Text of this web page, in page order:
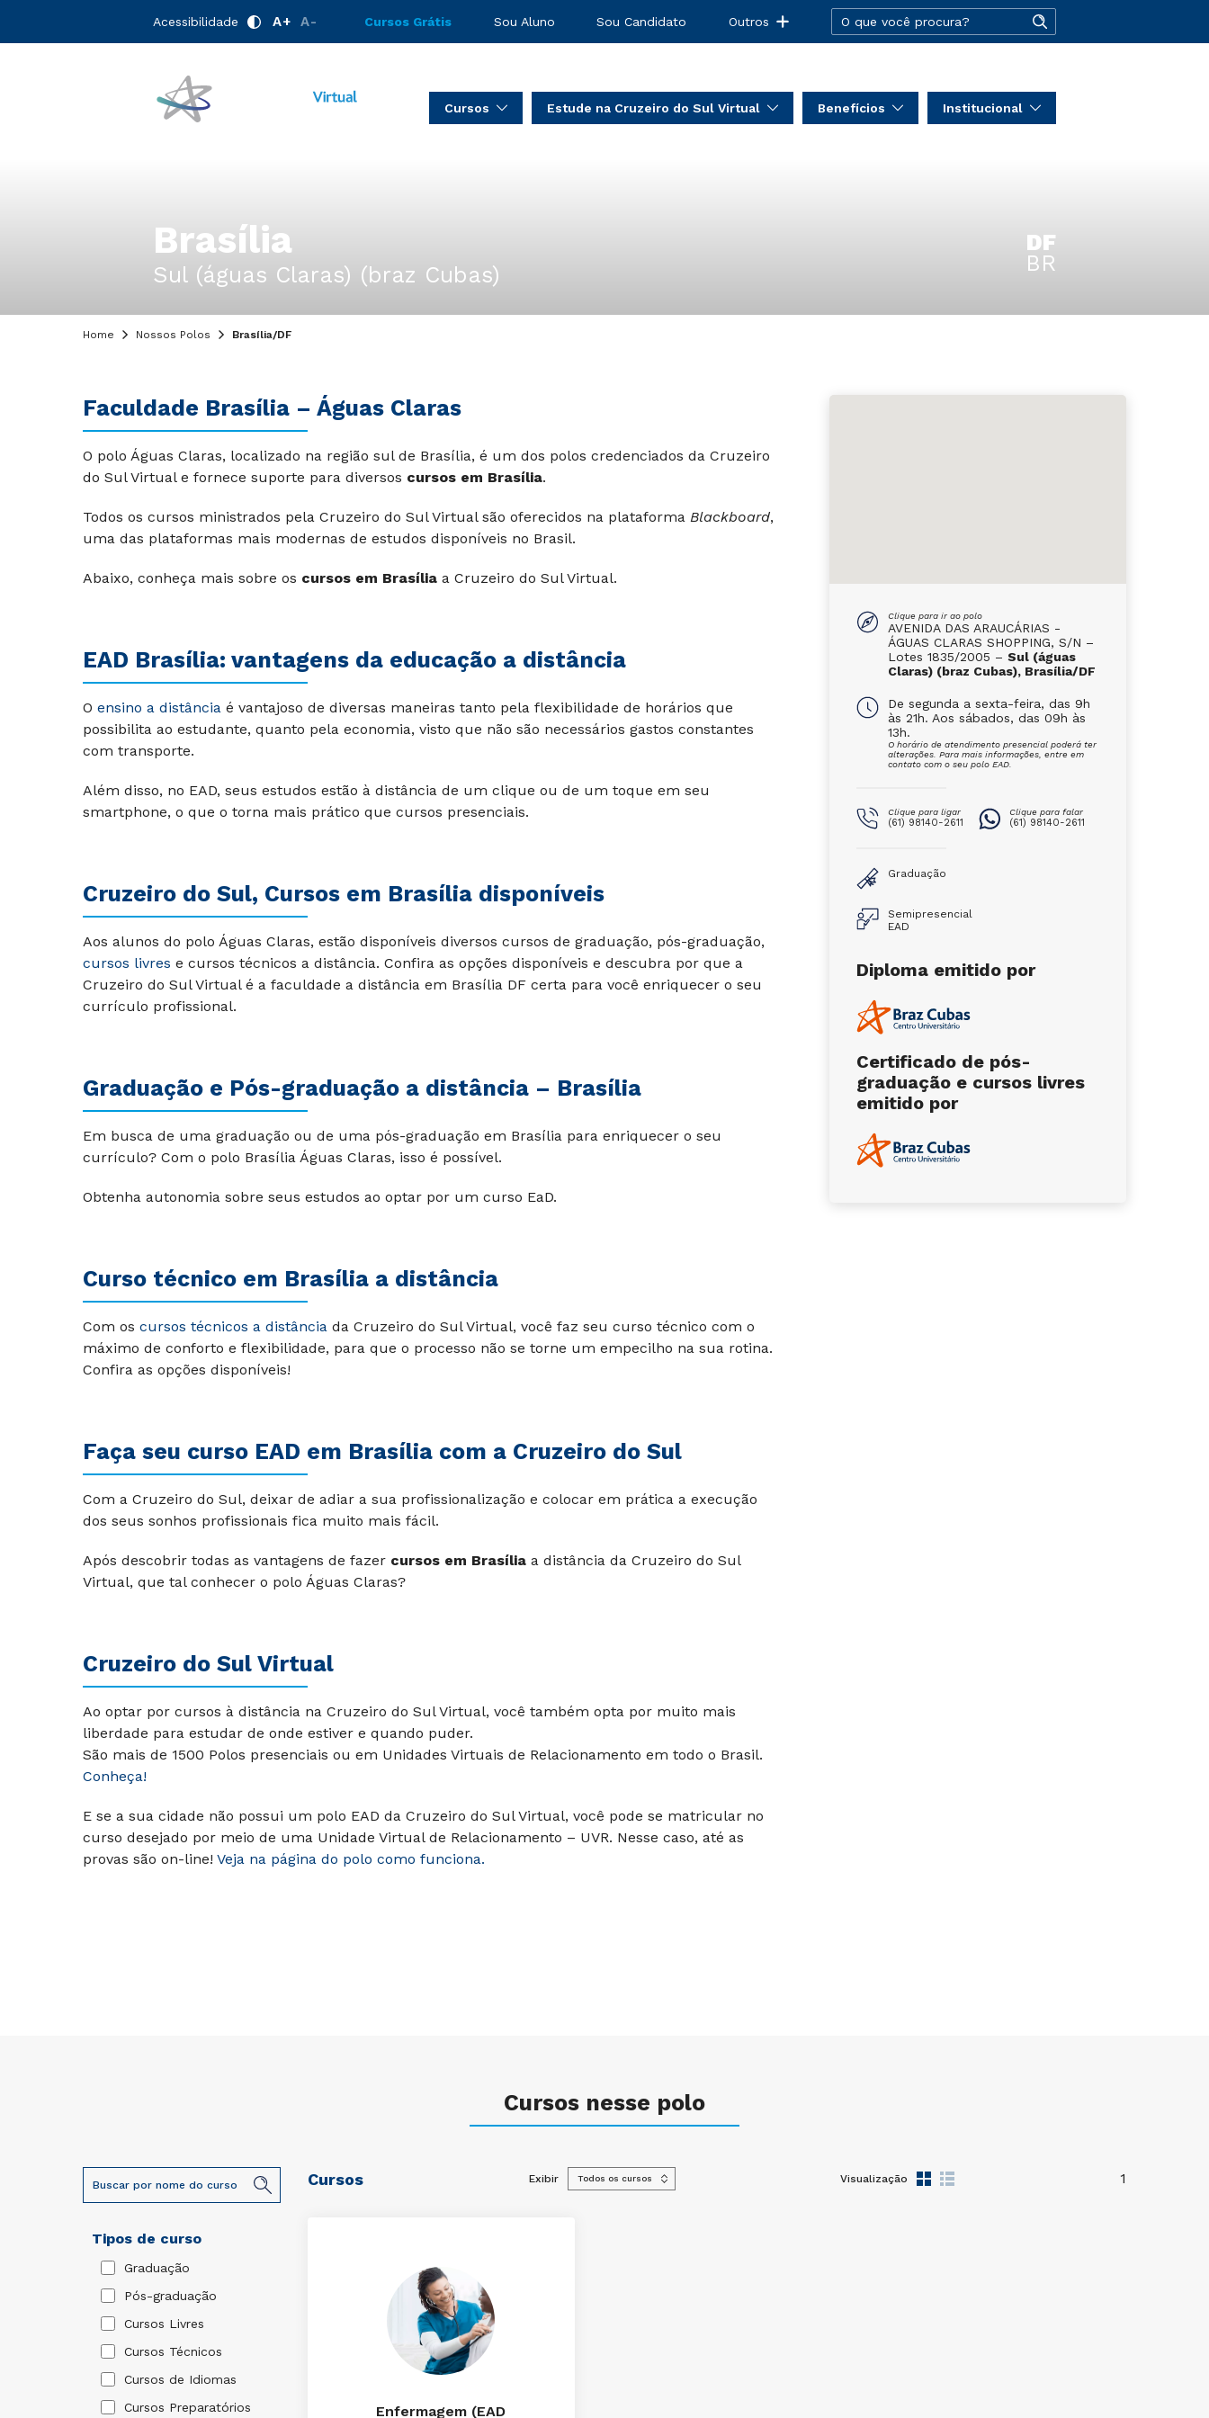
Acessibilidade A+ A- Cursos Grátis Sou Aluno Sou Candidato Outros
Cursos Estude na Cruzeiro do Sul Virtual Benefícios Institucional
Brasília
Sul (águas Claras) (braz Cubas)
DF
BR
Home Nossos Polos Brasília/DF
Faculdade Brasília – Águas Claras
O polo Águas Claras, localizado na região sul de Brasília, é um dos polos credenciados da Cruzeiro
do Sul Virtual e fornece suporte para diversos cursos em Brasília.
Todos os cursos ministrados pela Cruzeiro do Sul Virtual são oferecidos na plataforma Blackboard,
uma das plataformas mais modernas de estudos disponíveis no Brasil.
Abaixo, conheça mais sobre os cursos em Brasília a Cruzeiro do Sul Virtual.
EAD Brasília: vantagens da educação a distância
O ensino a distância é vantajoso de diversas maneiras tanto pela flexibilidade de horários que
possibilita ao estudante, quanto pela economia, visto que não são necessários gastos constantes
com transporte.
Além disso, no EAD, seus estudos estão à distância de um clique ou de um toque em seu
smartphone, o que o torna mais prático que cursos presenciais.
Cruzeiro do Sul, Cursos em Brasília disponíveis
Aos alunos do polo Águas Claras, estão disponíveis diversos cursos de graduação, pós-graduação,
cursos livres e cursos técnicos a distância. Confira as opções disponíveis e descubra por que a
Cruzeiro do Sul Virtual é a faculdade a distância em Brasília DF certa para você enriquecer o seu
currículo profissional.
Graduação e Pós-graduação a distância – Brasília
Em busca de uma graduação ou de uma pós-graduação em Brasília para enriquecer o seu
currículo? Com o polo Brasília Águas Claras, isso é possível.
Obtenha autonomia sobre seus estudos ao optar por um curso EaD.
Curso técnico em Brasília a distância
Com os cursos técnicos a distância da Cruzeiro do Sul Virtual, você faz seu curso técnico com o
máximo de conforto e flexibilidade, para que o processo não se torne um empecilho na sua rotina.
Confira as opções disponíveis!
Faça seu curso EAD em Brasília com a Cruzeiro do Sul
Com a Cruzeiro do Sul, deixar de adiar a sua profissionalização e colocar em prática a execução
dos seus sonhos profissionais fica muito mais fácil.
Após descobrir todas as vantagens de fazer cursos em Brasília a distância da Cruzeiro do Sul
Virtual, que tal conhecer o polo Águas Claras?
Cruzeiro do Sul Virtual
Ao optar por cursos à distância na Cruzeiro do Sul Virtual, você também opta por muito mais
liberdade para estudar de onde estiver e quando puder.
São mais de 1500 Polos presenciais ou em Unidades Virtuais de Relacionamento em todo o Brasil.
Conheça!
E se a sua cidade não possui um polo EAD da Cruzeiro do Sul Virtual, você pode se matricular no
curso desejado por meio de uma Unidade Virtual de Relacionamento – UVR. Nesse caso, até as
provas são on-line! Veja na página do polo como funciona.
Clique para ir ao polo
AVENIDA DAS ARAUCÁRIAS -
ÁGUAS CLARAS SHOPPING, S/N –
Lotes 1835/2005 – Sul (águas
Claras) (braz Cubas), Brasília/DF
De segunda a sexta-feira, das 9h
às 21h. Aos sábados, das 09h às
13h.
O horário de atendimento presencial poderá ter
alterações. Para mais informações, entre em
contato com o seu polo EAD.
Clique para ligar
(61) 98140-2611
Clique para falar
(61) 98140-2611
Graduação
Semipresencial
EAD
Diploma emitido por
Certificado de pós-
graduação e cursos livres
emitido por
Cursos nesse polo
Tipos de curso
Graduação
Pós-graduação
Cursos Livres
Cursos Técnicos
Cursos de Idiomas
Cursos Preparatórios
Cursos Exibir Visualização 1
Enfermagem (EAD